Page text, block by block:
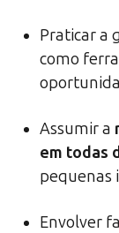
Praticar a
como
Assumir a
em todas
pequenas
Envolver